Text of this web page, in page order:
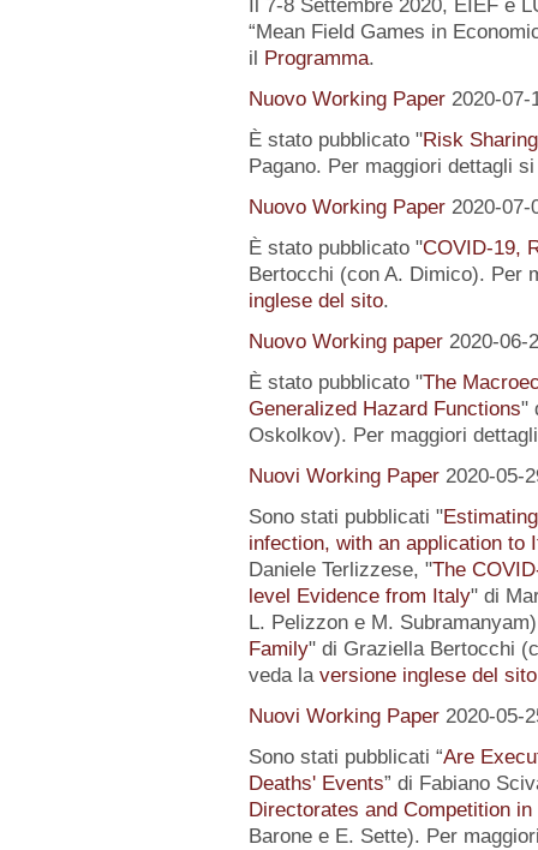
Il 7-8 Settembre 2020, EIEF e
“Mean Field Games in
il Programma.
Nuovo Working Paper 2020-07-
È stato pubblicato "Risk
Pagano. Per maggiori dettagli
Nuovo Working Paper 2020-07-
È stato pubblicato "COVID-19,
Bertocchi (con A. Dimico). Per
inglese del sito.
Nuovo Working paper 2020-06-
È stato pubblicato "The
Generalized Hazard Functions"
Oskolkov). Per maggiori
Nuovi Working Paper 2020-05-
Sono stati pubblicati "
infection, with an application to
Daniele Terlizzese, "The
level Evidence from Italy" di
L. Pelizzon e M.
Family" di Graziella Bertocchi
veda la versione inglese del sito
Nuovi Working Paper 2020-05-
Sono stati pubblicati “Are
Deaths' Events” di Fabiano
Directorates and Competition in
Barone e E. Sette). Per